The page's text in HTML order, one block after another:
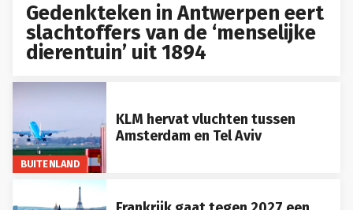
Gedenkteken in Antwerpen eert
slachtoffers van de ‘menselijke
dierentuin’ uit 1894
BUITENLAND
KLM hervat vluchten tussen
Amsterdam en Tel Aviv